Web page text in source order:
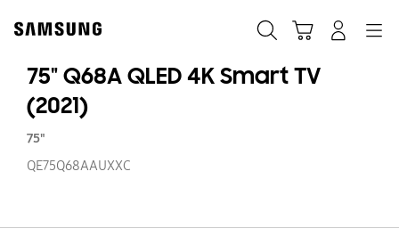
content
75" Q68A QLED 4K Smart TV
(2021)
75"
QE75Q68AAUXXC